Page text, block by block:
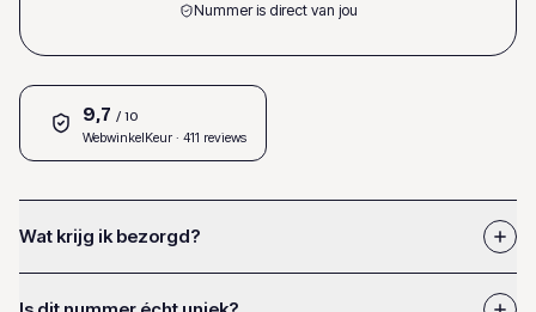
Nummer is direct van jou
9,7 / 10
WebwinkelKeur · 411 reviews
Wat krijg ik bezorgd?